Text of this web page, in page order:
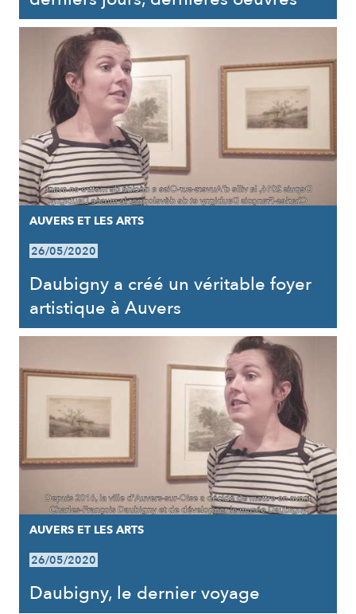
AUVERS ET LES ARTS
26/05/2020
Daubigny a créé un véritable foyer
artistique à Auvers
AUVERS ET LES ARTS
26/05/2020
Daubigny, le dernier voyage